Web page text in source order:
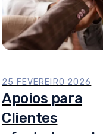
25 FEVEREIRO 2026
Apoios para
Clientes